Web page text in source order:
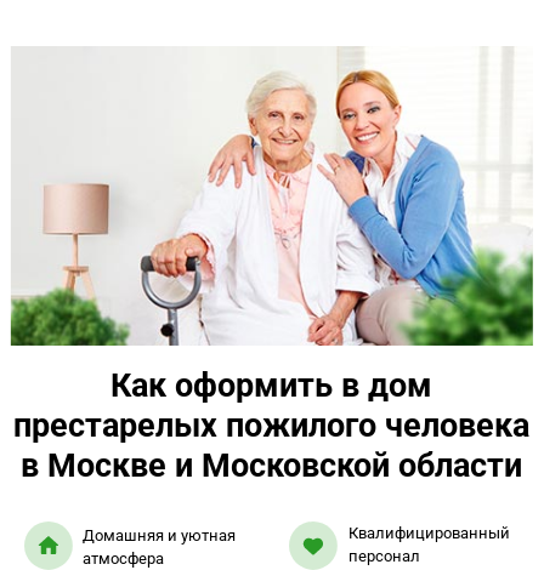
Как оформить в дом
престарелых пожилого человека
в Москве и Московской области
Домашняя и уютная
атмосфера
Квалифицированный
персонал